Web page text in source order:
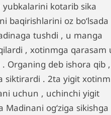
kotarib sika
baqirishlarini oz boʻlsada
tushdi , u manga
, xotinmga qarasam
Organing deb ishora qib ,
siktirardi . 2ta yigit
uchun , uchinchi yigit
ogʻziga sikishga